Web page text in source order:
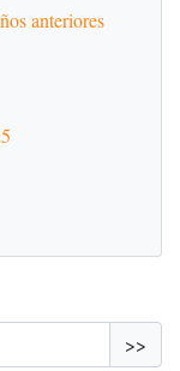
anteriores
>>